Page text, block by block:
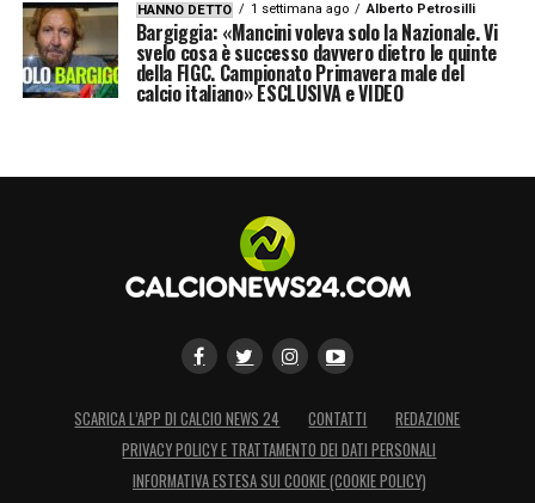
HANNO DETTO 1 settimana ago Alberto Petrosilli
Bargiggia: «Mancini voleva solo la Nazionale. Vi
svelo cosa è successo davvero dietro le quinte
della FIGC. Campionato Primavera male del
calcio italiano» ESCLUSIVA e VIDEO
SCARICA L’APP DI CALCIO NEWS 24 CONTATTI
REDAZIONE
PRIVACY POLICY E TRATTAMENTO DEI DATI PERSONALI
INFORMATIVA ESTESA SUI COOKIE (COOKIE POLICY)